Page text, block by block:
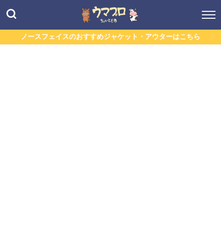
ノースフェイスのおすすめジャケット・アウターはこちら